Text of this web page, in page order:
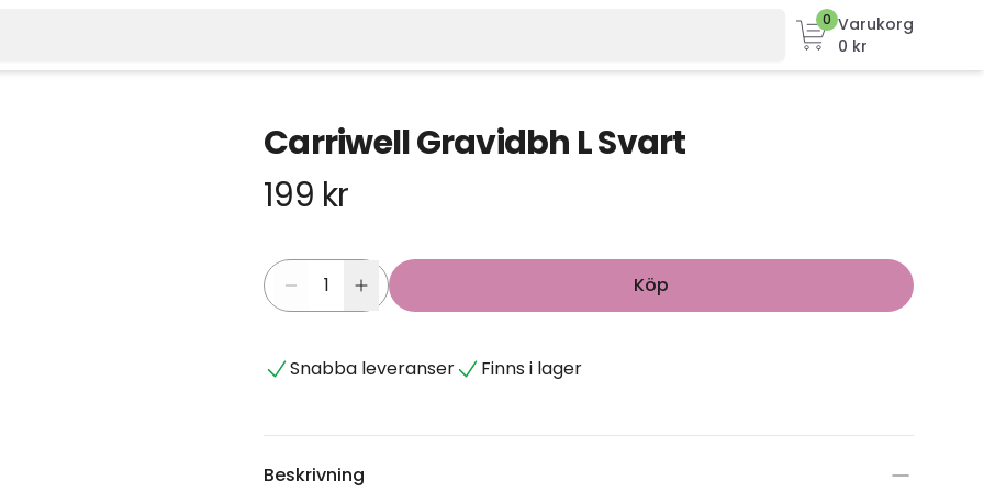
0 Varukorg
0 kr
Carriwell Gravidbh L Svart
199 kr
Köp
Snabba leveranser Finns i lager
Beskrivning